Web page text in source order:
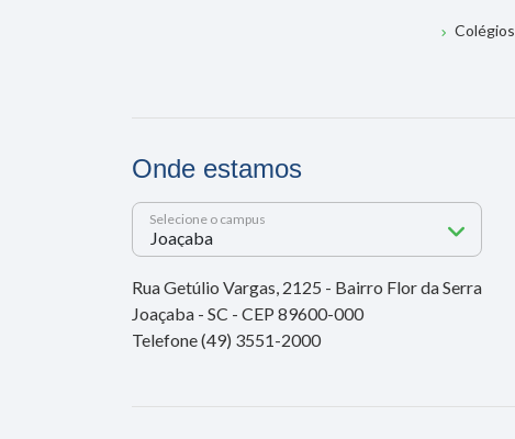
Colégios
Onde estamos
Selecione o campus
Rua Getúlio Vargas, 2125 - Bairro Flor da Serra
Joaçaba - SC - CEP 89600-000
Telefone (49) 3551-2000